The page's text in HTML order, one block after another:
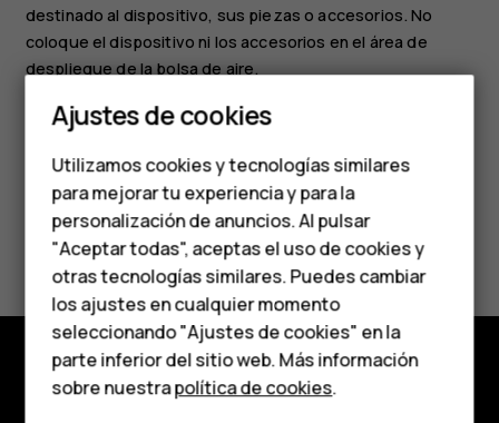
Smartphones
Teléfonos de gama
media
Teléfonos para
personas mayores
HMD Terra M
Comprar
destinado al dispositivo, sus piezas o accesorios. No
coloque el dispositivo ni los accesorios en el área de
despliegue de la bolsa de aire.
¿Te ha parecido útil?
Sí No
Comprar
Ajustes de cookies
Utilizamos cookies y tecnologías similares
para mejorar tu experiencia y para la
personalización de anuncios. Al pulsar
"Aceptar todas", aceptas el uso de cookies y
otras tecnologías similares. Puedes cambiar
los ajustes en cualquier momento
seleccionando "Ajustes de cookies" en la
parte inferior del sitio web. Más información
sobre nuestrapolítica de cookies.